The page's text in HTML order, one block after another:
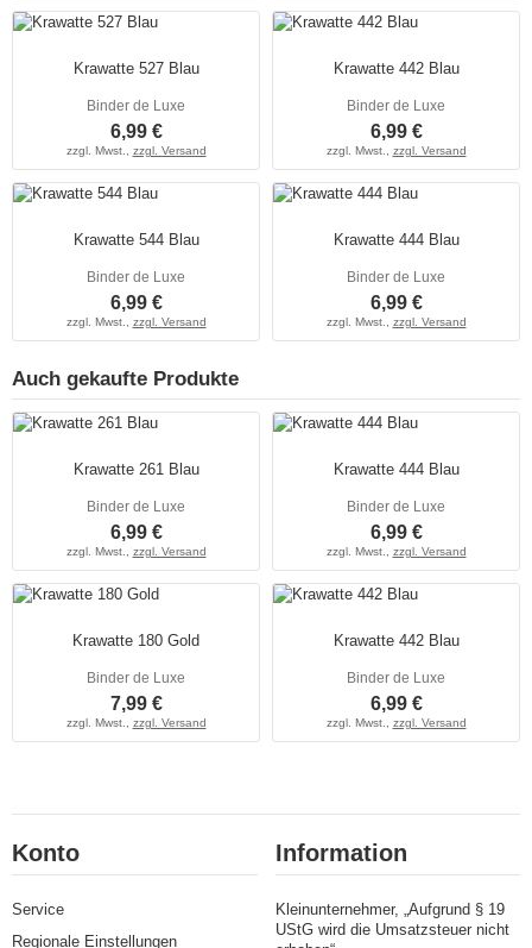
Krawatte 527 Blau
Binder de Luxe
6,99 €
zzgl. Mwst., zzgl. Versand
Krawatte 442 Blau
Binder de Luxe
6,99 €
zzgl. Mwst., zzgl. Versand
Krawatte 544 Blau
Binder de Luxe
6,99 €
zzgl. Mwst., zzgl. Versand
Krawatte 444 Blau
Binder de Luxe
6,99 €
zzgl. Mwst., zzgl. Versand
Auch gekaufte Produkte
Krawatte 261 Blau
Binder de Luxe
6,99 €
zzgl. Mwst., zzgl. Versand
Krawatte 444 Blau
Binder de Luxe
6,99 €
zzgl. Mwst., zzgl. Versand
Krawatte 180 Gold
Binder de Luxe
7,99 €
zzgl. Mwst., zzgl. Versand
Krawatte 442 Blau
Binder de Luxe
6,99 €
zzgl. Mwst., zzgl. Versand
Konto
Service
Regionale Einstellungen
Information
Kleinunternehmer, „Aufgrund § 19
UStG wird die Umsatzsteuer nicht